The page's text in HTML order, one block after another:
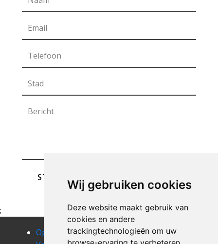
Wij gebruiken cookies
Deze website maakt gebruik van
cookies en andere
trackingtechnologieën om uw
STUREN
;
Opruimen
Opruimen
Opruimen